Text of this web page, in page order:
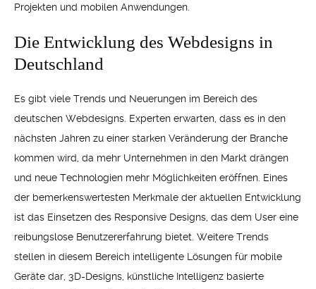
Projekten und mobilen Anwendungen.
Die Entwicklung des Webdesigns in
Deutschland
Es gibt viele Trends und Neuerungen im Bereich des
deutschen Webdesigns. Experten erwarten, dass es in den
nächsten Jahren zu einer starken Veränderung der Branche
kommen wird, da mehr Unternehmen in den Markt drängen
und neue Technologien mehr Möglichkeiten eröffnen. Eines
der bemerkenswertesten Merkmale der aktuellen Entwicklung
ist das Einsetzen des Responsive Designs, das dem User eine
reibungslose Benutzererfahrung bietet. Weitere Trends
stellen in diesem Bereich intelligente Lösungen für mobile
Geräte dar, 3D-Designs, künstliche Intelligenz basierte